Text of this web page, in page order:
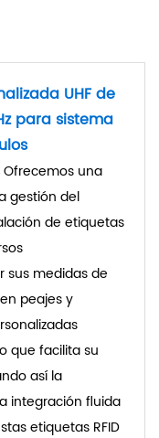
UHF de
para sistema
Ofrecemos una
gestión del
de etiquetas
sus medidas de
peajes y
que facilita su
así la
integración fluida
etiquetas RFID